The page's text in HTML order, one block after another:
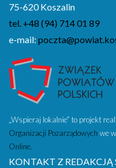
75-620 Koszalin
tel. +48 (94) 714 01 89
e-mail:
„Wspieraj lokalnie” to projekt
Organizacji Pozarządowych we
Online.
KONTAKT Z REDAKCJĄ